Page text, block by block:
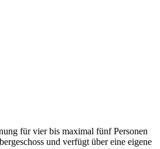
für vier bis maximal fünf Personen
und verfügt über eine eigene